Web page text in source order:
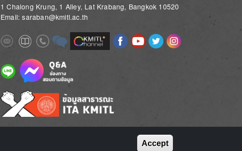
1 Chalong Krung, 1 Alley, Lat Krabang, Bangkok 10520
Email: saraban@kmitl.ac.th
ImageImageImageImage Image ImageImageImageImage
Image Image
Image
Accept